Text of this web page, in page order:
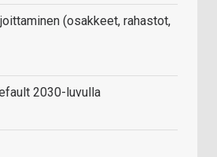
(osakkeet, rahastot,
2030-luvulla